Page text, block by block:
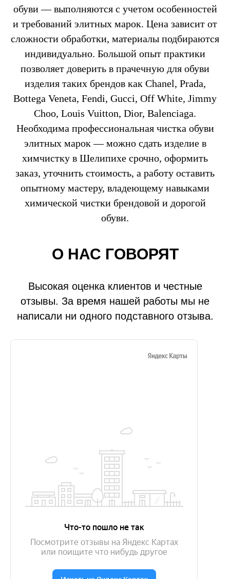
обуви — выполняются с учетом особенностей
и требований элитных марок. Цена зависит от
сложности обработки, материалы подбираются
индивидуально. Большой опыт практики
позволяет доверить в прачечную для обуви
изделия таких брендов как Chanel, Prada,
Bottega Veneta, Fendi, Gucci, Off White, Jimmy
Choo, Louis Vuitton, Dior, Balenciaga.
Необходима профессиональная чистка обуви
элитных марок — можно сдать изделие в
химчистку в Шелипихе срочно, оформить
заказ, уточнить стоимость, а работу оставить
опытному мастеру, владеющему навыками
химической чистки брендовой и дорогой
обуви.
О НАС ГОВОРЯТ
Высокая оценка клиентов и честные
отзывы. За время нашей работы мы не
написали ни одного подставного отзыва.